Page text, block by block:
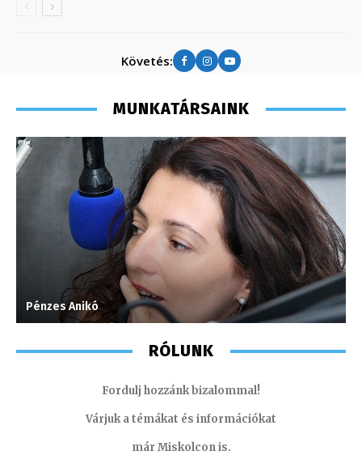
Követés:
MUNKATÁRSAINK
Pénzes Anikó
RÓLUNK
Fordulj hozzánk bizalommal!
Várjuk a témákat és információkat
már Miskolcon is.